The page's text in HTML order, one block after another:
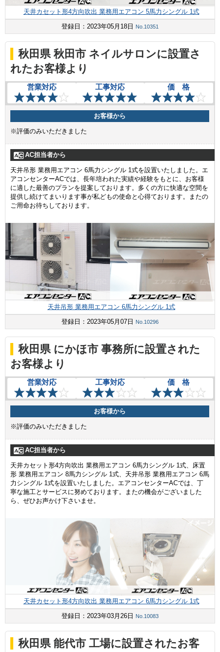
天井カセット形4方向吹出 業務用エアコン 5馬力シングル 1式
登録日：2023年05月18日
No.10351
秋田県 秋田市 ネイルサロンに設置さ
れたお客様より
営業対応 工事対応 価 格
お客様から
※評価のみいただきました
AC担当者から
天井吊形 業務用エアコン 6馬力シングル 1式を設置いたしました。エ
アコンセンターACでは、長年培われた実績や経験をもとに、お客様
に適した最善のプランを提案しております。多くの方に快適な空間を
提供し続けてまいります事が私どもの使命と心得ております。またの
ご用命お待ちしております。
天井吊形 業務用エアコン 6馬力シングル 1式
登録日：2023年05月07日
No.10296
秋田県 にかほ市 事務所に設置された
お客様より
営業対応 工事対応 価 格
お客様から
※評価のみいただきました
AC担当者から
天井カセット形4方向吹出 業務用エアコン 6馬力シングル 1式、床置
形 業務用エアコン 8馬力シングル 1式、天井吊形 業務用エアコン 6馬
力シングル 1式を設置いたしました。エアコンセンターACでは、丁
寧な施工とサービスに努めております。またの機会がございました
ら、ぜひお声かけ下さいませ。
天井カセット形4方向吹出 業務用エアコン 6馬力シングル 1式
登録日：2023年03月26日
No.10083
秋田県 能代市 工場に設置されたお客